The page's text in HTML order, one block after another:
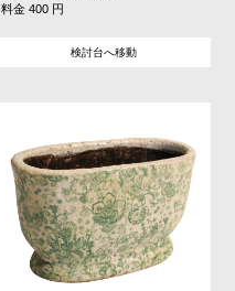
料金 400 円
検討台へ移動